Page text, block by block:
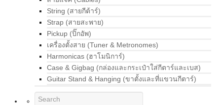
String (สายกีต้าร์)
Strap (สายสะพาย)
Pickup (ปิ๊กอัพ)
เครื่องตั้งสาย (Tuner & Metronomes)
Harmonicas (ฮาโมนิการ์)
Case & Gigbag (กล่องและกระเป๋าใส่กีตาร์และเบส)
Guitar Stand & Hanging (ขาตั้งและที่แขวนกีตาร์)